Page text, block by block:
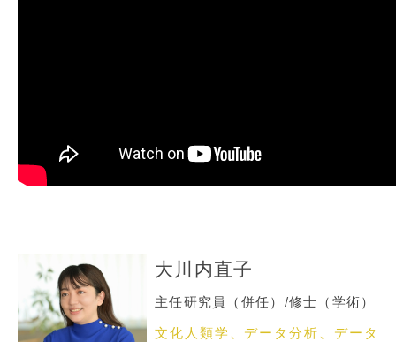
大川内直子
主任研究員（併任）/修士（学術）
文化人類学、データ分析、データ